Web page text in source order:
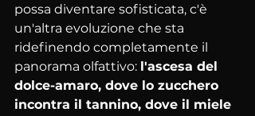
possa diventare sofisticata, c'è
un'altra evoluzione che sta
ridefinendo completamente il
panorama olfattivo: l'ascesa del
dolce-amaro, dove lo zucchero
incontra il tannino, dove il miele